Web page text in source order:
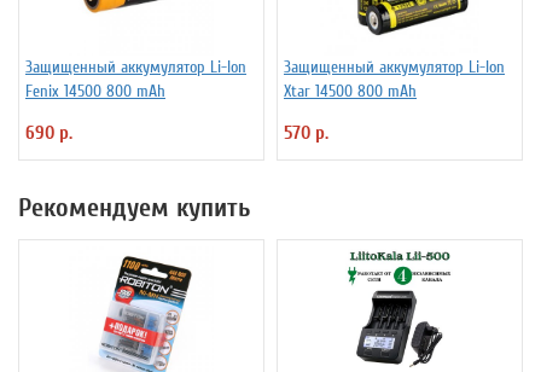
Защищенный аккумулятор Li-Ion
Fenix 14500 800 mAh
690 р.
Защищенный аккумулятор Li-Ion
Xtar 14500 800 mAh
570 р.
Рекомендуем купить